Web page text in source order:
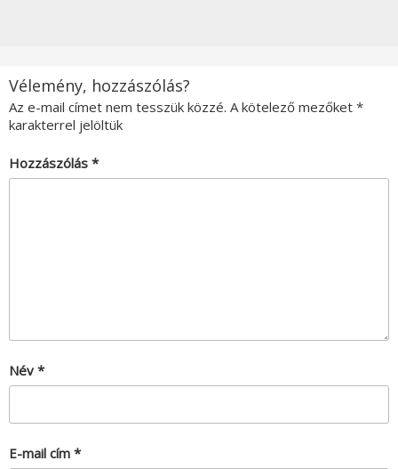
Vélemény, hozzászólás?
Az e-mail címet nem tesszük közzé. A kötelező mezőket *
karakterrel jelöltük
Hozzászólás *
Név *
E-mail cím *